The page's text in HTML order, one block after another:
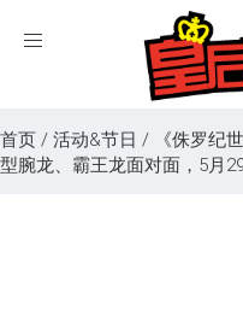
Toggle
首页 / 活动&节日 / 《侏罗纪
型腕龙、霸王龙面对面，5月